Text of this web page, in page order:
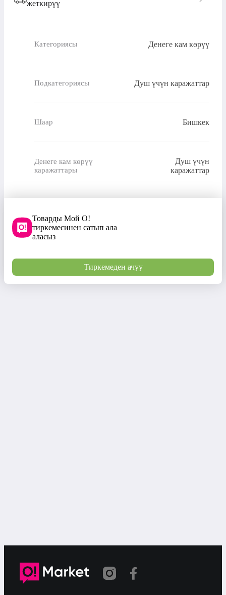
жеткирүү
Категориясы Денеге кам көрүү
Подкатегориясы Душ үчүн каражаттар
Шаар Бишкек
Денеге кам көрүү
каражаттары
Душ үчүн
каражаттар
Товарды Мой О!
тиркемесинен сатып ала
аласыз
Тиркемеден ачуу